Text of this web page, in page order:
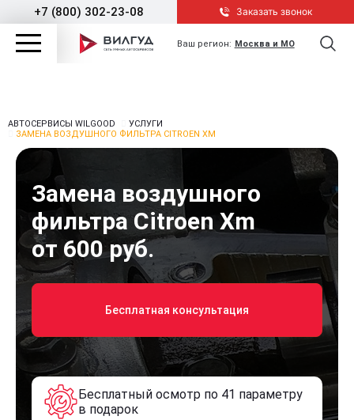
+7 (800) 302-23-08 Заказать звонок
Ваш регион: Москва и МО
АВТОСЕРВИСЫ WILGOOD
УСЛУГИ
ЗАМЕНА ВОЗДУШНОГО ФИЛЬТРА CITROEN XM
Замена воздушного
фильтра Citroen Xm
от 600 руб.
Бесплатная консультация
Бесплатный осмотр по 41 параметру
в подарок